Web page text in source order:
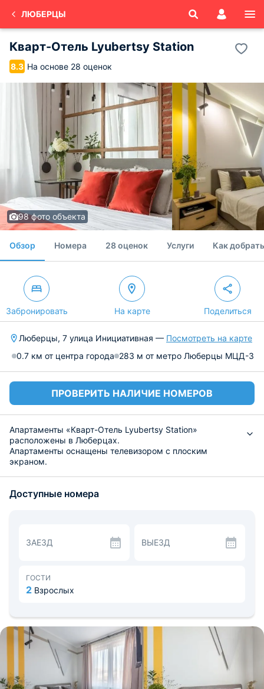
ЛЮБЕРЦЫ
Кварт-Отель Lyubertsy Station
8.3 На основе 28 оценок
98 фото объекта
Обзор Номера 28 оценок Услуги Как
Забронировать На карте Поделиться
Люберцы, 7 улица Инициативная — Посмотреть на карте
0.7 км от центра города 283 м от метро Люберцы МЦД-3
ПРОВЕРИТЬ НАЛИЧИЕ НОМЕРОВ
Апартаменты «Кварт-Отель Lyubertsy Station»
расположены в Люберцах.
Апартаменты оснащены телевизором с плоским
экраном.
печью, холодильником и варочной поверхностью.
находятся в 19 км от ближайшего международного
аэропорта Жуковский.
Доступные номера
ЗАЕЗД ВЫЕЗД
ГОСТИ
2 Взрослых